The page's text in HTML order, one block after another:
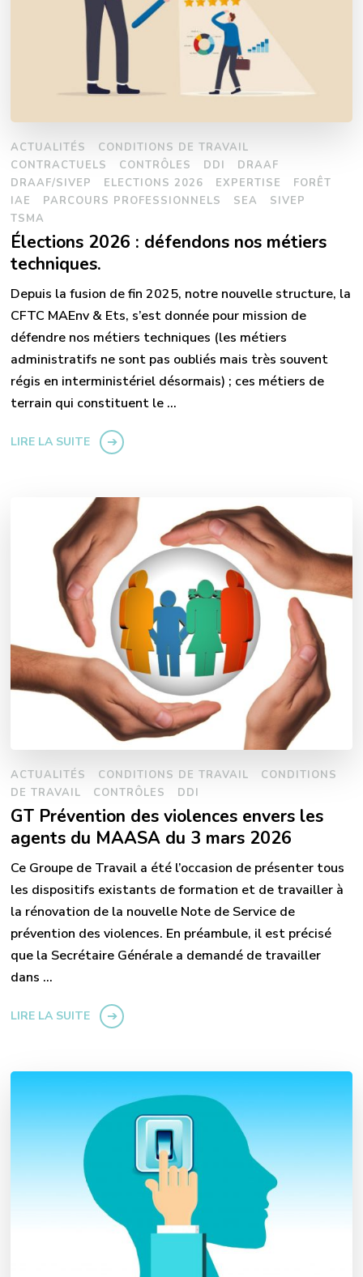
ACTUALITÉS
CONDITIONS DE TRAVAIL
CONTRACTUELS
CONTRÔLES DDI
DRAAF
DRAAF/SIVEP
ELECTIONS 2026 EXPERTISE
FORÊT
IAE
PARCOURS PROFESSIONNELS SEA
SIVEP
TSMA
Élections 2026 : défendons nos métiers
techniques.
Depuis la fusion de fin 2025, notre nouvelle structure, la
CFTC MAEnv & Ets, s’est donnée pour mission de
défendre nos métiers techniques (les métiers
administratifs ne sont pas oubliés mais très souvent
régis en interministériel désormais) ; ces métiers de
terrain qui constituent le …
LIRE LA SUITE
ACTUALITÉS CONDITIONS DE TRAVAIL
CONDITIONS
DE TRAVAIL
CONTRÔLES DDI
GT Prévention des violences envers les
agents du MAASA du 3 mars 2026
Ce Groupe de Travail a été l’occasion de présenter tous
les dispositifs existants de formation et de travailler à
la rénovation de la nouvelle Note de Service de
prévention des violences. En préambule, il est précisé
que la Secrétaire Générale a demandé de travailler
dans …
LIRE LA SUITE